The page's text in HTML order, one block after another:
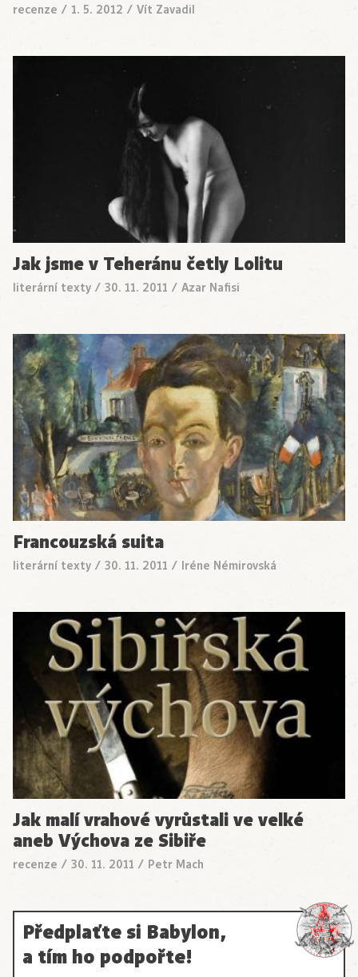
recenze / 1. 5. 2012 / Vít Zavadil
Jak jsme v Teheránu četly Lolitu
literární texty / 30. 11. 2011 / Azar Nafisi
Francouzská suita
literární texty / 30. 11. 2011 / Iréne Némirovská
Jak malí vrahové vyrůstali ve velké
aneb Výchova ze Sibiře
recenze / 30. 11. 2011 / Petr Mach
Předplaťte si Babylon,
a tím ho podpořte!